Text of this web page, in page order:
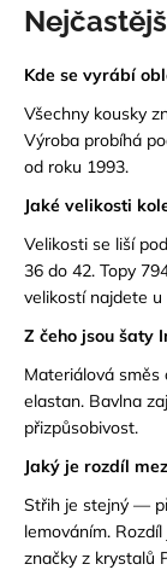
Kde se vyrábí
Všechny kousky
Výroba probíhá
od roku 1993.
Jaké velikosti
Velikosti se liší
36 do 42. Topy
velikostí najdete
Z čeho jsou šaty
Materiálová směs
elastan. Bavlna
přizpůsobivost.
Jaký je rozdíl
Střih je stejný —
lemováním.
značky z krystalů